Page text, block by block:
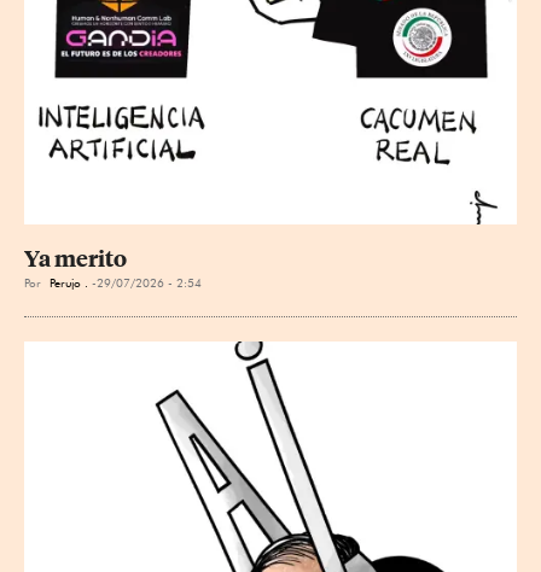
Ya merito
Por Perujo . 29/07/2026 - 2:54